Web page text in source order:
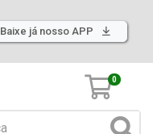
Baixe já nosso APP
0